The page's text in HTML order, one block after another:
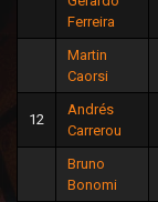
Ferreira
Martin
Caorsi
12
Andrés
Carrerou
Bruno
Bonomi